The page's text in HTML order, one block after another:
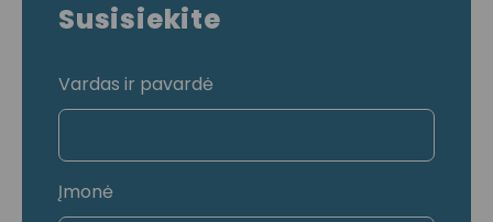
Susisiekite
Vardas ir pavardė
Įmonė